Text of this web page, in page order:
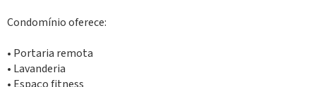
Condomínio oferece:
• Portaria remota
• Lavanderia
• Espaço fitness